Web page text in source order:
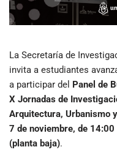
La Secretaría de
invita a estudiantes
a participar del Panel de
X Jornadas de
Arquitectura, Urbanismo
7 de noviembre, de 14:00
(planta baja).